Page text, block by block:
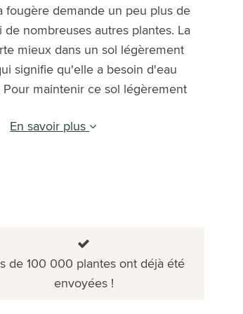
fougère demande un peu plus de
nombreuses autres plantes. La
mieux dans un sol légèrement
signifie qu'elle a besoin d'eau
maintenir ce sol légèrement
En savoir plus
de 100 000 plantes ont déjà été
envoyées !